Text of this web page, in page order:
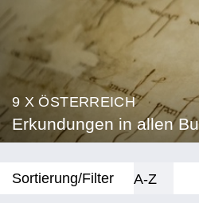
9 X ÖSTERREICH
Erkundungen in allen
Sortierung/Filter
A-Z